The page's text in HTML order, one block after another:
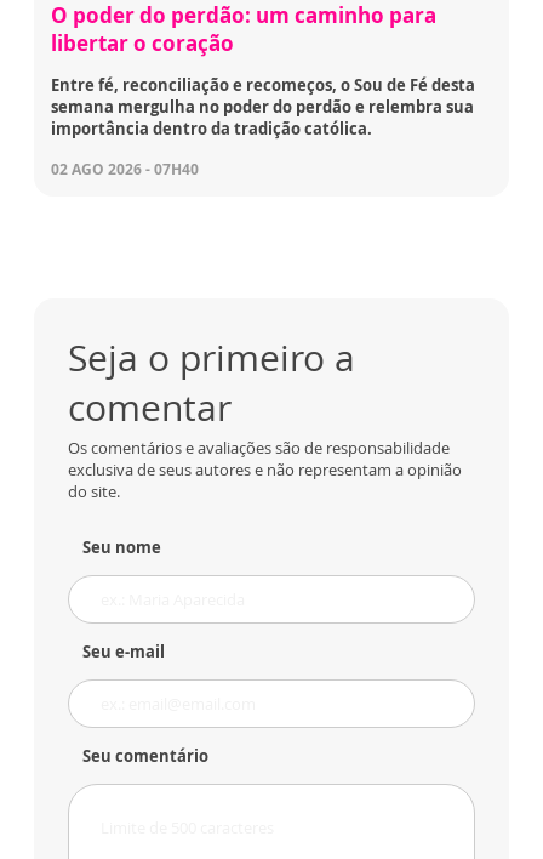
O poder do perdão: um caminho para
libertar o coração
Entre fé, reconciliação e recomeços, o Sou de Fé desta
semana mergulha no poder do perdão e relembra sua
importância dentro da tradição católica.
02 AGO 2026 - 07H40
Seja o primeiro a
comentar
Os comentários e avaliações são de responsabilidade
exclusiva de seus autores e não representam a opinião
do site.
Seu nome
Seu e-mail
Seu comentário